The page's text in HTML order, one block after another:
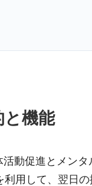
と機能
活動促進とメン
用して、翌日